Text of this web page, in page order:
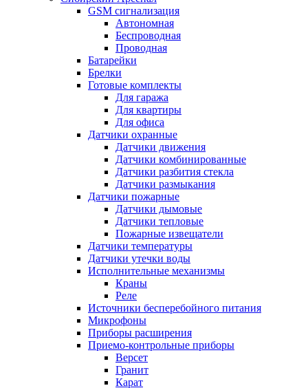
GSM сигнализация
Автономная
Беспроводная
Проводная
Батарейки
Брелки
Готовые комплекты
Для гаража
Для квартиры
Для офиса
Датчики охранные
Датчики движения
Датчики комбинированные
Датчики разбития стекла
Датчики размыкания
Датчики пожарные
Датчики дымовые
Датчики тепловые
Пожарные извещатели
Датчики температуры
Датчики утечки воды
Исполнительные механизмы
Краны
Реле
Источники бесперебойного питания
Микрофоны
Приборы расширения
Приемо-контрольные приборы
Версет
Гранит
Карат